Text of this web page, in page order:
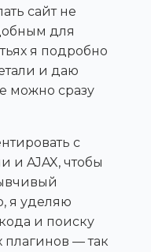
сайт не
для
я подробно
и даю
можно сразу
с
AJAX, чтобы
я уделяю
и поиску
— так